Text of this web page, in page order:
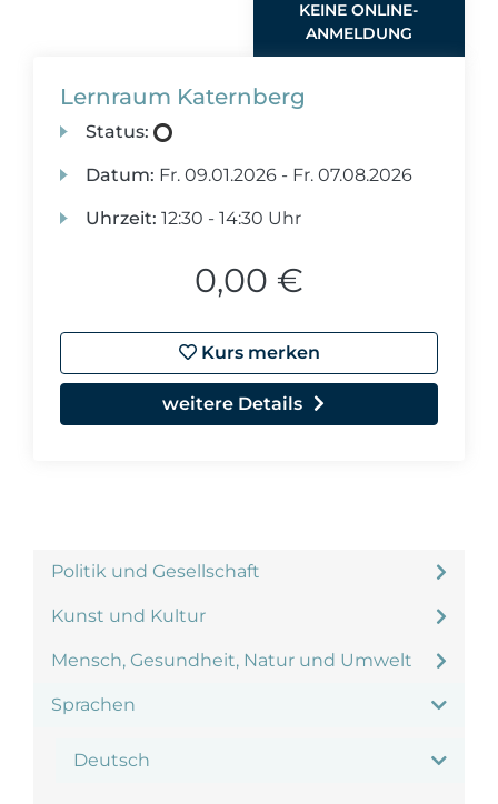
Politik und Gesellschaft
Kunst und Kultur
Mensch, Gesundheit, Natur und Umwelt
Sprachen
Deutsch
KEINE ONLINE-
ANMELDUNG
Lernraum Katernberg
Status:
Datum: Fr. 09.01.2026 - Fr. 07.08.2026
Uhrzeit: 12:30 - 14:30 Uhr
0,00 €
Kurs merken
weitere Details